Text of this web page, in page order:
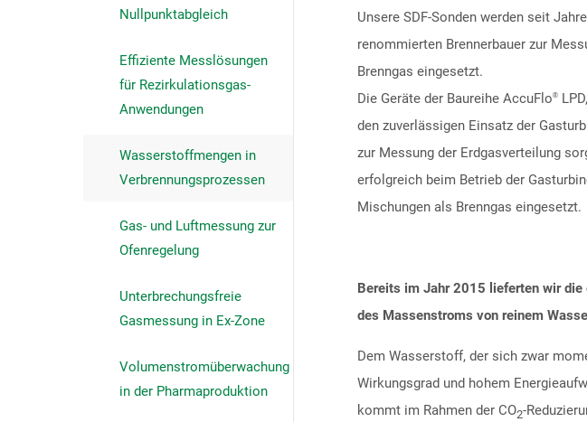
Unsere SDF-Sonden werden seit
renommierten Brennerbauer zur
Brenngas eingesetzt.
Die Geräte der Baureihe AccuFlo®
den zuverlässigen Einsatz der
zur Messung der Erdgasverteilung
erfolgreich beim Betrieb der
Mischungen als Brenngas eingesetzt.
Bereits im Jahr 2015 lieferten wir
des Massenstroms von reinem
Dem Wasserstoff, der sich zwar
Wirkungsgrad und hohem
kommt im Rahmen der CO2-
Nullpunktabgleich
Effiziente Messlösungen
für Rezirkulationsgas-
Anwendungen
Wasserstoffmengen in
Verbrennungsprozessen
Gas- und Luftmessung zur
Ofenregelung
Unterbrechungsfreie
Gasmessung in Ex-Zone
Volumenstromüberwachung
in der Pharmaproduktion